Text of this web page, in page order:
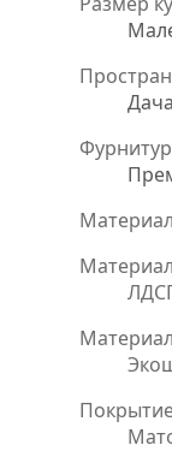
Дача